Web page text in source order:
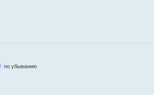
по убыванию